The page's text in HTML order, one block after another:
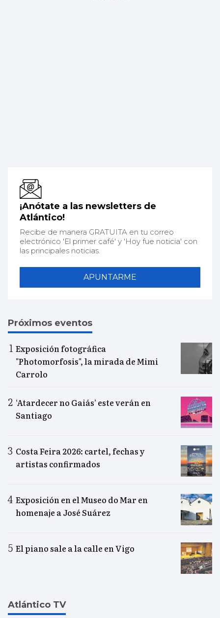
¡Anótate a las newsletters de
Atlántico!
Recibe de manera GRATUITA en tu correo
electrónico 'El primer café' y 'Hoy fue noticia' con
las principales noticias.
APUNTARME
Próximos eventos
Exposición fotográfica
"Photomorfosis", la mirada de Mimi
Carrolo
‘Atardecer no Gaiás’ este verán en
Santiago
Costa Feira 2026: cartel, fechas y
artistas confirmados
Exposición en el Museo do Mar en
homenaje a José Suárez
El piano sale a la calle en Vigo
Atlántico TV